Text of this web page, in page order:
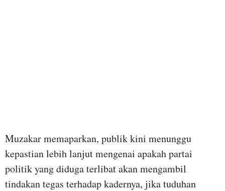
Muzakar memaparkan, publik kini menunggu
kepastian lebih lanjut mengenai apakah partai
politik yang diduga terlibat akan mengambil
tindakan tegas terhadap kadernya, jika tuduhan